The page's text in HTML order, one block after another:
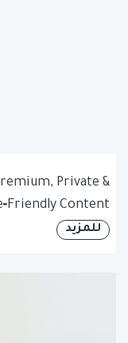
Private &
Content
للمزيد